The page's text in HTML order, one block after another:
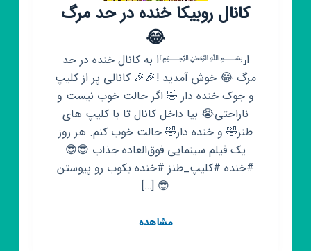
کانال روبیکا خنده در حد مرگ
😂
ا⸤﷽⸣ا به کانال خنده در حد
مرگ 😂 خوش آمدید !🎉🎉 کانالی پر از کلیپ
و جوک خنده دار 🤣 اگر حالت خوب نیست و
ناراحتی😭 بیا داخل کانال تا با کلیپ های
طنز🤣 و خنده دار🤣 حالت خوب کنم. هر روز
یک فیلم سینمایی فوق‌العاده جذاب 😎😎
#خنده #کلیپ_طنز #خنده بکوب رو پیوستن
😎 […]
مشاهدهکانال